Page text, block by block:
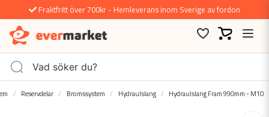
Fraktfritt över 700kr - Hemleverans inom Sverige av fordon
Reservdelar Bromssystem Hydraulslang Hydraulslang Fram 990mm - M10